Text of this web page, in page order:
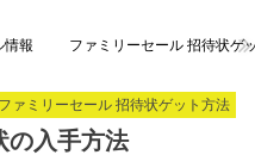
情報 ファミリーセール 招待状ゲ
ファミリーセール 招待状ゲット方法
の入手方法